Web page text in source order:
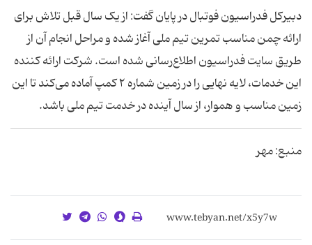
​دبیرکل فدراسیون فوتبال در پایان گفت: از یک سال قبل تلاش برای
ارائه چمن مناسب تمرین تیم ملی آغاز شده و مراحل انجام آن از
طریق سایت فدراسیون اطلاع‌رسانی شده است. شرکت ارائه کننده
این خدمات، لایه نهایی را در زمین شماره ۲ کمپ آماده می‌کند تا این
زمین مناسب و هموار، از سال آینده در خدمت تیم ملی باشد.
منبع: مهر